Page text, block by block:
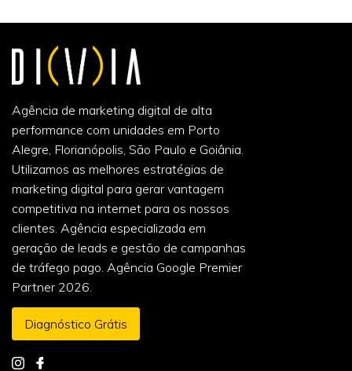
Agência de marketing digital de alta
performance com unidades em Porto
Alegre, Florianópolis, São Paulo e Goiânia.
Utilizamos as melhores estratégias de
marketing digital para gerar vantagem
competitiva na internet para os nossos
clientes. Agência especializada em
geração de leads e gestão de campanhas
de tráfego pago. Agência Google Premier
Partner 2026.
Diagnóstico Grátis